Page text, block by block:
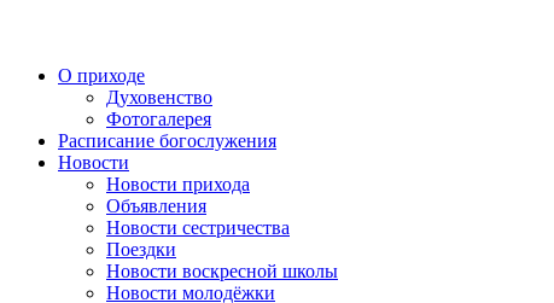
О приходе
Духовенство
Фотогалерея
Расписание богослужения
Новости
Новости прихода
Объявления
Новости сестричества
Поездки
Новости воскресной школы
Новости молодёжки